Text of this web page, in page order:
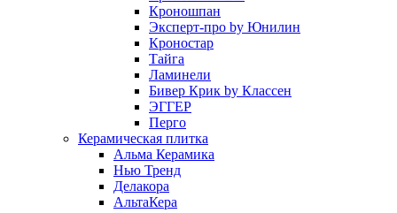
Кроношпан
Эксперт-про by Юнилин
Кроностар
Тайга
Ламинели
Бивер Крик by Классен
ЭГГЕР
Перго
Керамическая плитка
Альма Керамика
Нью Тренд
Делакора
АльтаКера